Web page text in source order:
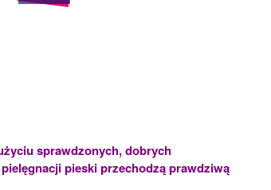
sprawdzonych, dobrych
pieski przechodzą prawdziwą